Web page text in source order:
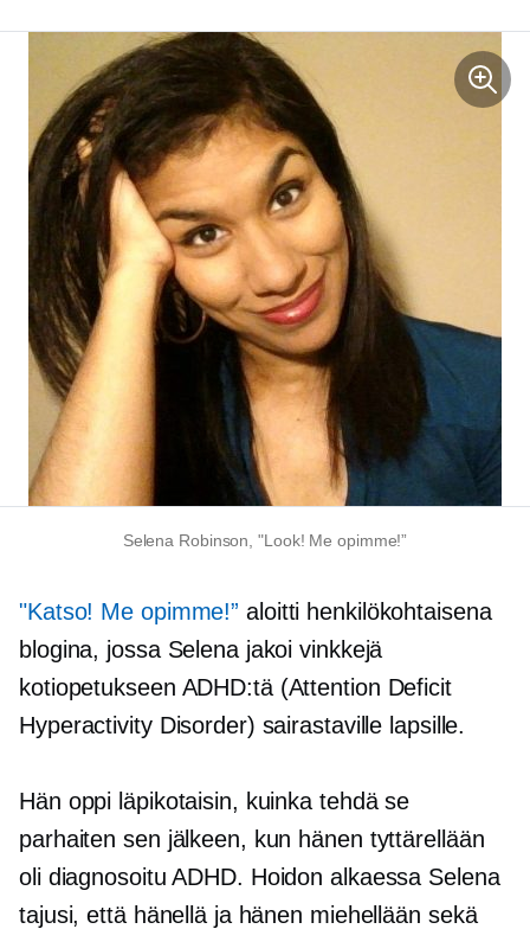
Selena Robinson, "Look! Me opimme!”
"Katso! Me opimme!” aloitti henkilökohtaisena
blogina, jossa Selena jakoi vinkkejä
kotiopetukseen ADHD:tä (Attention Deficit
Hyperactivity Disorder) sairastaville lapsille.
Hän oppi läpikotaisin, kuinka tehdä se
parhaiten sen jälkeen, kun hänen tyttärellään
oli diagnosoitu ADHD. Hoidon alkaessa Selena
tajusi, että hänellä ja hänen miehellään sekä